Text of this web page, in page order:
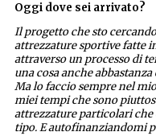
Oggi dove sei arrivato?
Il progetto che sto
attrezzature sportive fatte
attraverso un processo di
una cosa anche
Ma lo faccio sempre nel
miei tempi che sono
attrezzature particolari
tipo. E autofinanziandomi